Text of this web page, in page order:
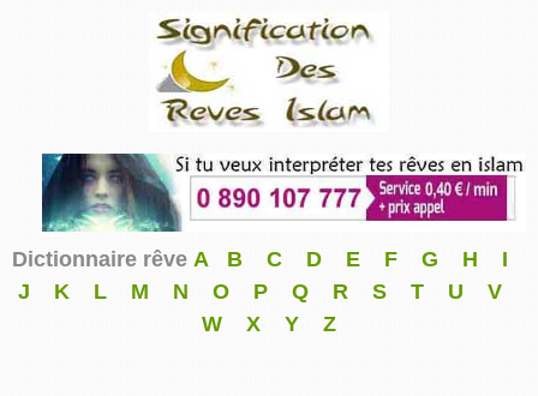
Dictionnaire rêve A B C D E F G H
I
J
K L M N O P Q R S T U
V
W
X Y Z